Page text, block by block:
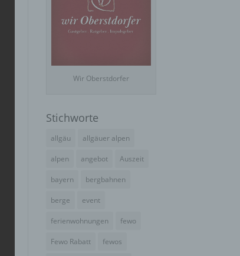
Wir Oberstdorfer
Stichworte
allgäu allgäuer alpen
alpen angebot Auszeit
bayern bergbahnen
berge event
ferienwohnungen fewo
Fewo Rabatt fewos